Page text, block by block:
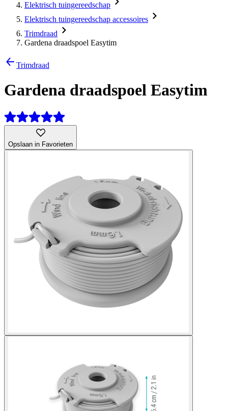
Elektrisch tuingereedschap
Elektrisch tuingereedschap accessoires
Trimdraad
Gardena draadspoel Easytim
Trimdraad
Gardena draadspoel Easytim
Opslaan in Favorieten